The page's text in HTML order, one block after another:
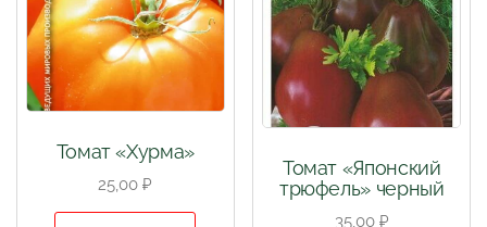
Томат «Хурма»
25,00₽
Томат «Японский
трюфель» черный
35,00 ₽